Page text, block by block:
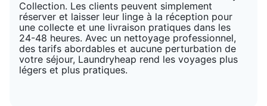
Collection. Les clients peuvent simplement
réserver et laisser leur linge à la réception pour
une collecte et une livraison pratiques dans les
24-48 heures. Avec un nettoyage professionnel,
des tarifs abordables et aucune perturbation de
votre séjour, Laundryheap rend les voyages plus
légers et plus pratiques.